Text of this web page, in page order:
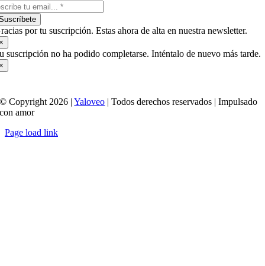
por tu suscripción. Estas ahora de alta en nuestra newsletter.
suscripción no ha podido completarse. Inténtalo de nuevo más tarde.
© Copyright 2026 |Yaloveo | Todos derechos reservados | Impulsado
con amor
Page load link